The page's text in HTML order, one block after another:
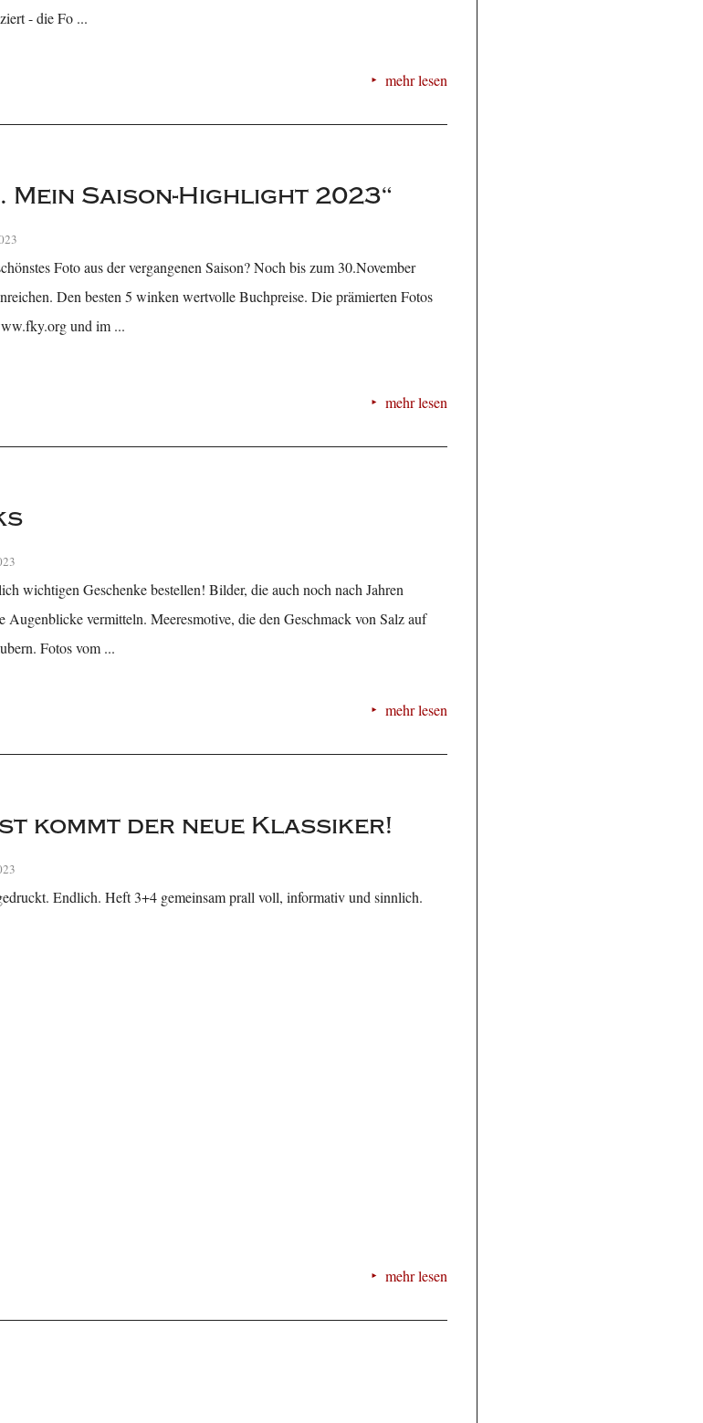
- die Fo ...
mehr lesen
Saison-Highlight 2023“
Foto aus der vergangenen Saison? Noch bis zum 30.November
Den besten 5 winken wertvolle Buchpreise. Die prämierten Fotos
und im ...
mehr lesen
wichtigen Geschenke bestellen! Bilder, die auch noch nach Jahren
Augenblicke vermitteln. Meeresmotive, die den Geschmack von Salz auf
Fotos vom ...
mehr lesen
kommt der neue Klassiker!
Endlich. Heft 3+4 gemeinsam prall voll, informativ und sinnlich.
mehr lesen